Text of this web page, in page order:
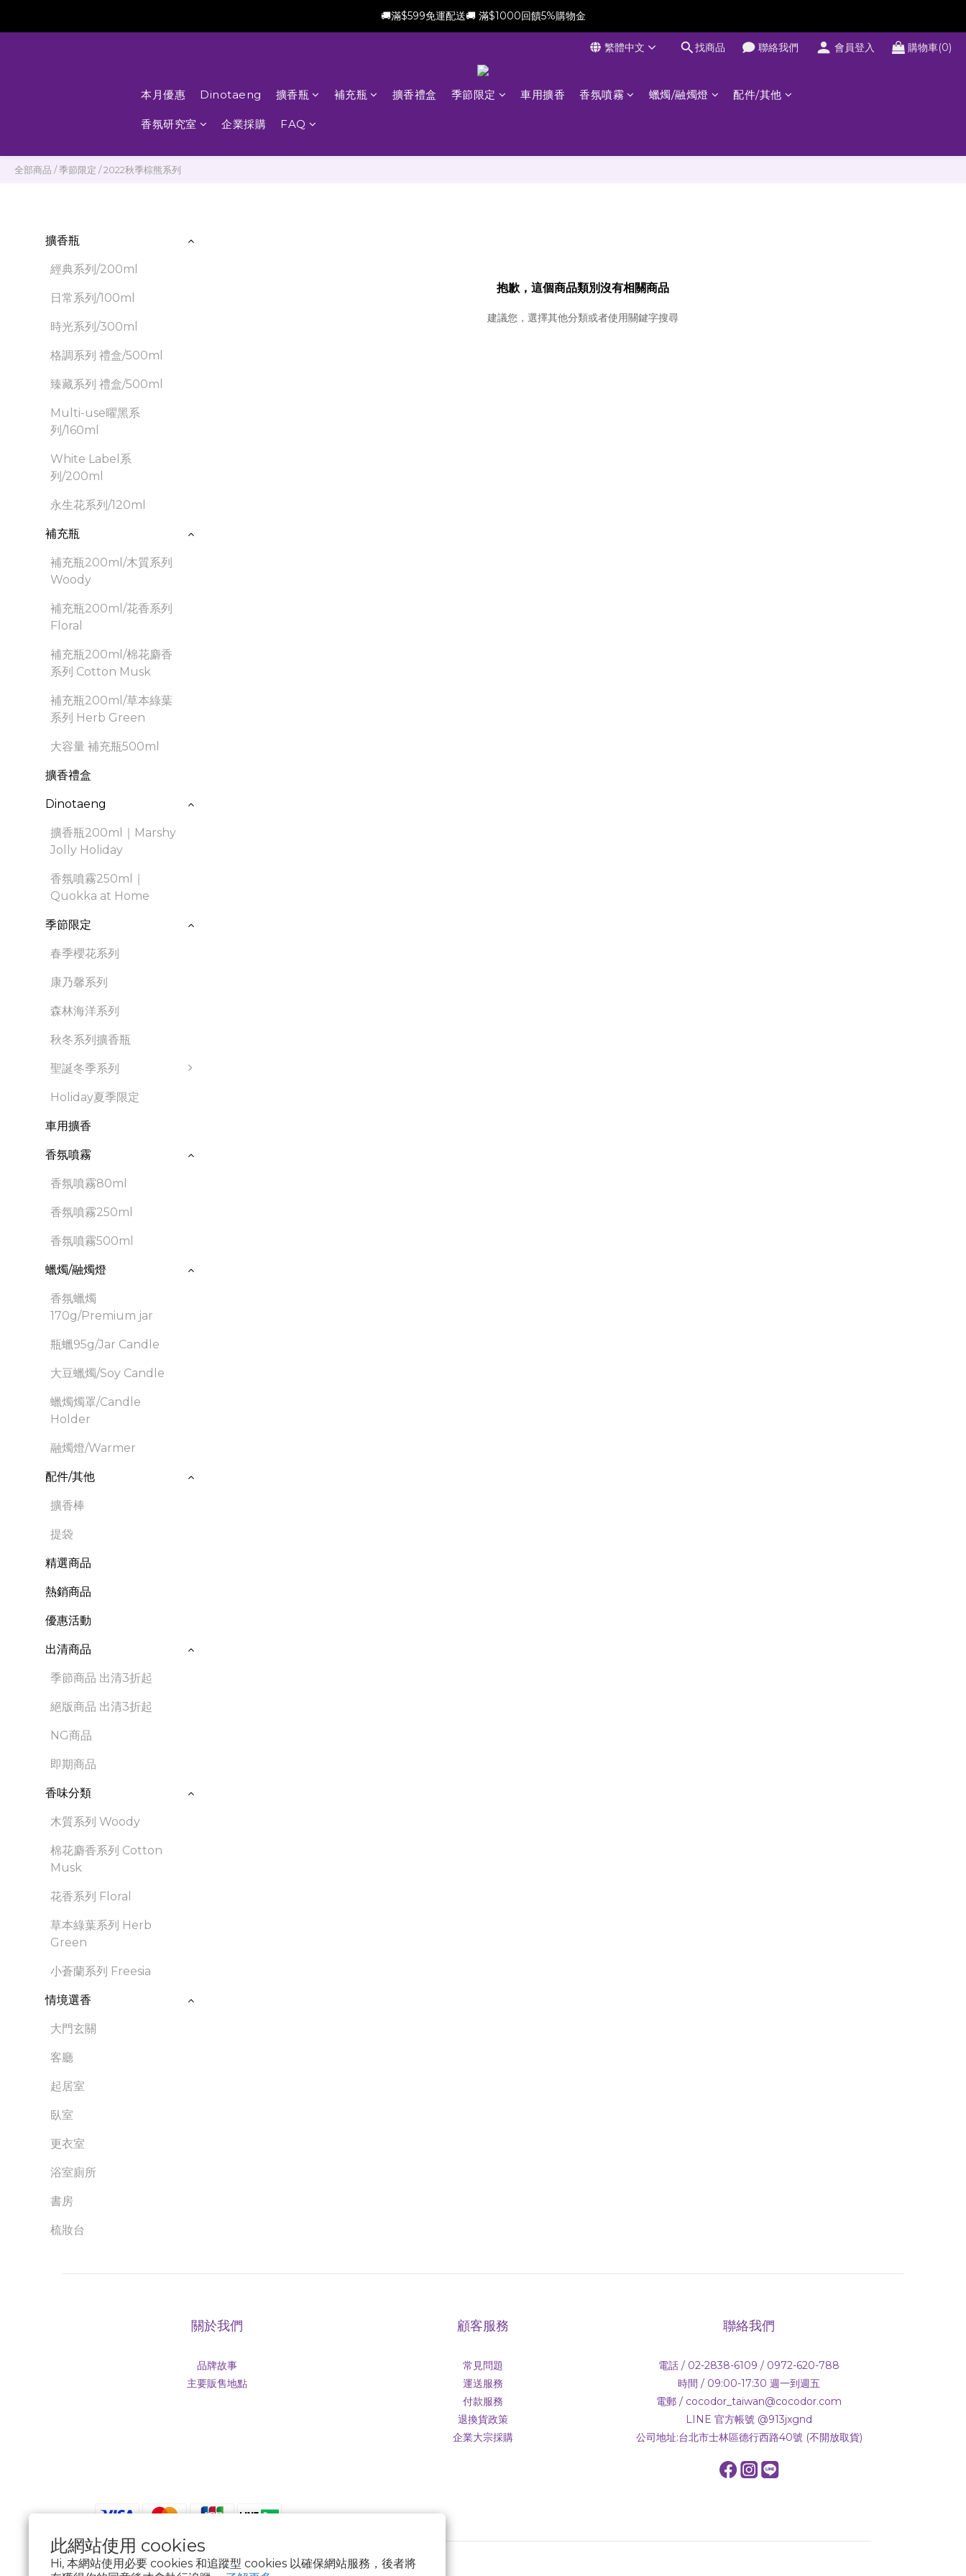
此網站使用 cookies
Hi, 本網站使用必要 cookies 和追蹤型 cookies 以確保網站服務，後者將
新會員加贈$100購物金(滿$699可折抵)
🚚滿$599免運配送🚚 滿$1000回饋5%購物金
繁體中文 找商品 聯絡我們 會員登入 購物車(0)
本月優惠 Dinotaeng 擴香瓶 補充瓶 擴香禮盒 季節限定 車用擴香 香氛噴霧 蠟燭/融燭燈 配件/其他
香氛研究室 企業採購 FAQ
全部商品 /季節限定 /2022秋季棕熊系列
擴香瓶
經典系列/200ml
日常系列/100ml
時光系列/300ml
格調系列 禮盒/500ml
臻藏系列 禮盒/500ml
Multi-use曜黑系
列/160ml
White Label系
列/200ml
永生花系列/120ml
補充瓶
補充瓶200ml/木質系列
Woody
補充瓶200ml/花香系列
Floral
補充瓶200ml/棉花麝香
系列 Cotton Musk
補充瓶200ml/草本綠葉
系列 Herb Green
大容量 補充瓶500ml
擴香禮盒
Dinotaeng
擴香瓶200ml｜Marshy
Jolly Holiday
香氛噴霧250ml｜
Quokka at Home
季節限定
春季櫻花系列
康乃馨系列
森林海洋系列
秋冬系列擴香瓶
聖誕冬季系列
Holiday夏季限定
車用擴香
香氛噴霧
香氛噴霧80ml
香氛噴霧250ml
香氛噴霧500ml
蠟燭/融燭燈
香氛蠟燭
170g/Premium jar
瓶蠟95g/Jar Candle
大豆蠟燭/Soy Candle
蠟燭燭罩/Candle
Holder
融燭燈/Warmer
配件/其他
擴香棒
提袋
精選商品
熱銷商品
優惠活動
出清商品
季節商品 出清3折起
絕版商品 出清3折起
NG商品
即期商品
香味分類
木質系列 Woody
棉花麝香系列 Cotton
Musk
花香系列 Floral
草本綠葉系列 Herb
Green
小蒼蘭系列 Freesia
情境選香
大門玄關
客廳
起居室
臥室
更衣室
浴室廁所
書房
梳妝台
抱歉，這個商品類別沒有相關商品
建議您，選擇其他分類或者使用關鍵字搜尋
關於我們
品牌故事
主要販售地點
顧客服務
常見問題
運送服務
付款服務
退換貨政策
企業大宗採購
聯絡我們
電話 / 02-2838-6109 / 0972-620-788
時間 / 09:00-17:30 週一到週五
電郵 / cocodor_taiwan@cocodor.com
LINE 官方帳號 @913jxgnd
公司地址:台北市士林區德行西路40號 (不開放取貨)
$ TWD 繁體中文